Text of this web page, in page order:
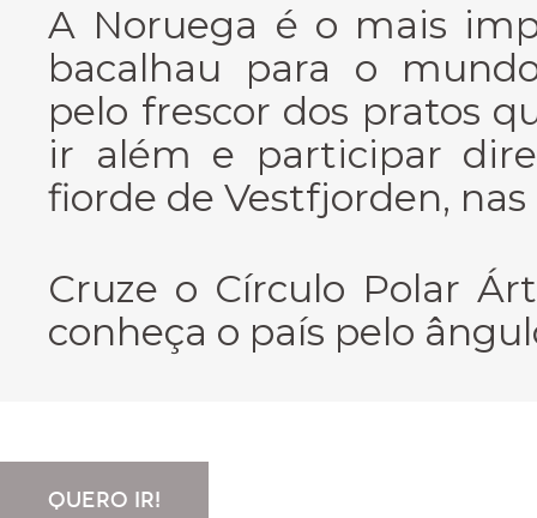
A Noruega é o mais
bacalhau para o
pelo frescor dos pratos
ir além e participar
fiorde de Vestfjorden,
Cruze o Círculo Polar
conheça o país pelo
QUERO IR!